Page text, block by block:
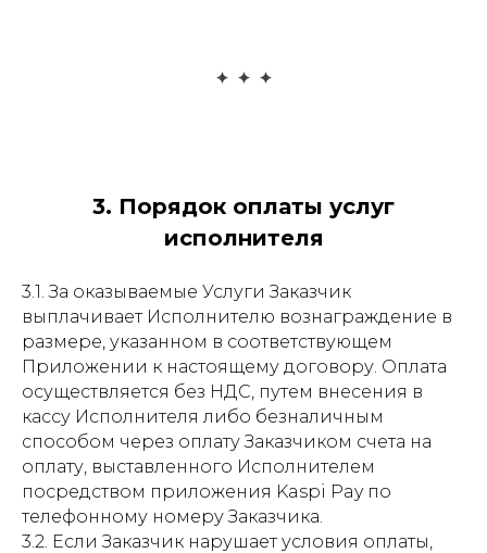
3. Порядок оплаты услуг
исполнителя
3.1. За оказываемые Услуги Заказчик
выплачивает Исполнителю вознаграждение в
размере, указанном в соответствующем
Приложении к настоящему договору. Оплата
осуществляется без НДС, путем внесения в
кассу Исполнителя либо безналичным
способом через оплату Заказчиком счета на
оплату, выставленного Исполнителем
посредством приложения Kaspi Pay по
телефонному номеру Заказчика.
3.2. Если Заказчик нарушает условия оплаты,